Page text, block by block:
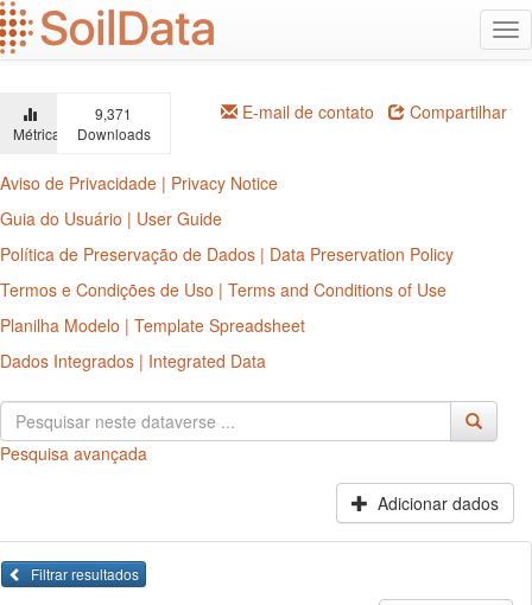
Ir
para
o
principal
Métricas
9,371
Downloads
E-mail de contato Compartilhar
Aviso de Privacidade | Privacy Notice
Guia do Usuário | User Guide
Política de Preservação de Dados | Data Preservation Policy
Termos e Condições de Uso | Terms and Conditions of Use
Planilha Modelo | Template Spreadsheet
Dados Integrados | Integrated Data
Pesquisa avançada
Adicionar dados
Filtrar resultados